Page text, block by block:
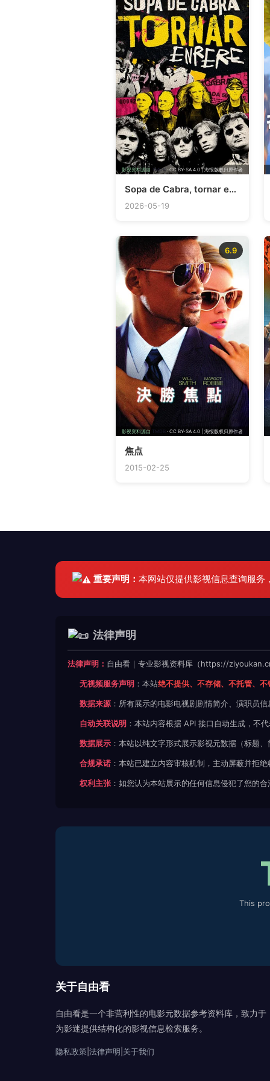
影视资料源自 TMDB · CC BY-SA 4.0 | 海报版权归原作者
Sopa de Cabra, tornar enrere
2026-05-19
影视资料源自 TMDB · CC BY-SA 4.0 | 海报版权归原作者
6.9
焦点
2015-02-25
重要声明：本网站仅提供影视信息查询服务
法律声明
法律声明： 自由看｜专业影视资料库（https://
无视频服务声明 ：本站绝不提供、不存储、不托管、
数据来源 ：所有展示的电影电视剧剧情简介、演职员
自动关联说明 ：本站内容根据 API 接口自动生成，不
数据展示 ：本站以纯文字形式展示影视元数据（标题
合规承诺 ：本站已建立内容审核机制，主动屏蔽并拒
权利主张 ：如您认为本站展示的任何信息侵犯了您的
This
关于自由看
自由看是一个非营利性的电影元数据参考资料库，致力于
为影迷提供结构化的影视信息检索服务。
隐私政策 法律声明 关于我们